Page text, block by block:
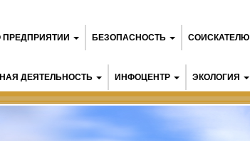
ПРЕДПРИЯТИИ БЕЗОПАСНОСТЬ СОИСКАТЕЛЮ
ДЕЯТЕЛЬНОСТЬ ИНФОЦЕНТР ЭКОЛОГИЯ